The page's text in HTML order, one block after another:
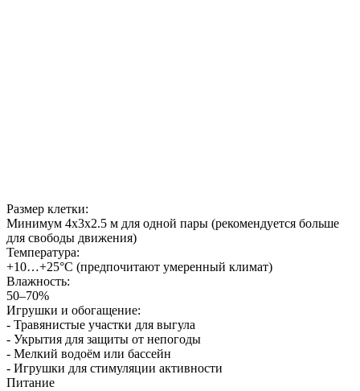
Размер клетки:
Минимум 4х3х2.5 м для одной пары (рекомендуется больше
для свободы движения)
Температура:
+10…+25°C (предпочитают умеренный климат)
Влажность:
50–70%
Игрушки и обогащение:
- Травянистые участки для выгула
- Укрытия для защиты от непогоды
- Мелкий водоём или бассейн
- Игрушки для стимуляции активности
Питание